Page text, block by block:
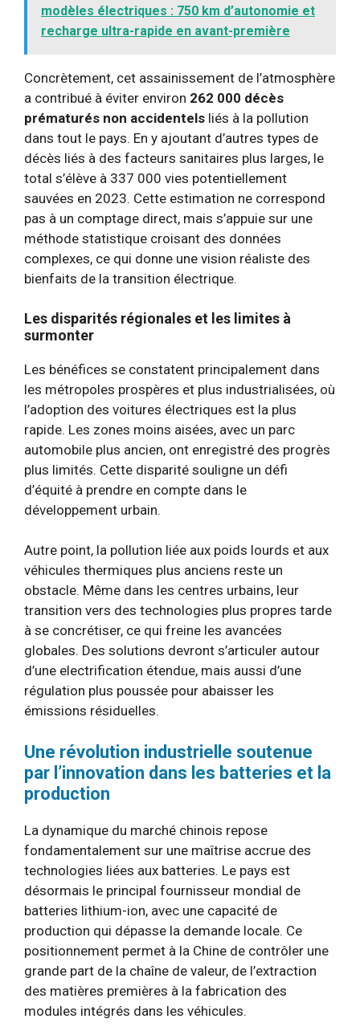
modèles électriques : 750 km d’autonomie et
recharge ultra-rapide en avant-première
Concrètement, cet assainissement de l’atmosphère
a contribué à éviter environ 262 000 décès
prématurés non accidentels liés à la pollution
dans tout le pays. En y ajoutant d’autres types de
décès liés à des facteurs sanitaires plus larges, le
total s’élève à 337 000 vies potentiellement
sauvées en 2023. Cette estimation ne correspond
pas à un comptage direct, mais s’appuie sur une
méthode statistique croisant des données
complexes, ce qui donne une vision réaliste des
bienfaits de la transition électrique.
Les disparités régionales et les limites à
surmonter
Les bénéfices se constatent principalement dans
les métropoles prospères et plus industrialisées, où
l’adoption des voitures électriques est la plus
rapide. Les zones moins aisées, avec un parc
automobile plus ancien, ont enregistré des progrès
plus limités. Cette disparité souligne un défi
d’équité à prendre en compte dans le
développement urbain.
Autre point, la pollution liée aux poids lourds et aux
véhicules thermiques plus anciens reste un
obstacle. Même dans les centres urbains, leur
transition vers des technologies plus propres tarde
à se concrétiser, ce qui freine les avancées
globales. Des solutions devront s’articuler autour
d’une electrification étendue, mais aussi d’une
régulation plus poussée pour abaisser les
émissions résiduelles.
Une révolution industrielle soutenue
par l’innovation dans les batteries et la
production
La dynamique du marché chinois repose
fondamentalement sur une maîtrise accrue des
technologies liées aux batteries. Le pays est
désormais le principal fournisseur mondial de
batteries lithium-ion, avec une capacité de
production qui dépasse la demande locale. Ce
positionnement permet à la Chine de contrôler une
grande part de la chaîne de valeur, de l’extraction
des matières premières à la fabrication des
modules intégrés dans les véhicules.